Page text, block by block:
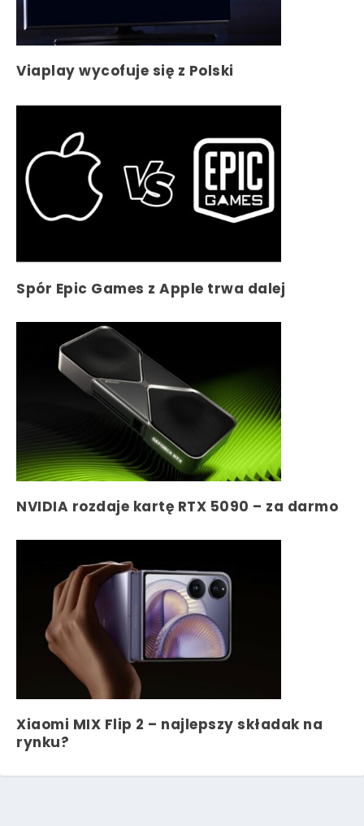
Viaplay wycofuje się z Polski
Spór Epic Games z Apple trwa dalej
NVIDIA rozdaje kartę RTX 5090 – za darmo
Xiaomi MIX Flip 2 – najlepszy składak na
rynku?